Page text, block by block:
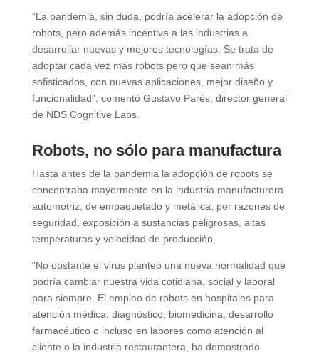
“La pandemia, sin duda, podría acelerar la adopción de
robots, pero además incentiva a las industrias a
desarrollar nuevas y mejores tecnologías. Se trata de
adoptar cada vez más robots pero que sean más
sofisticados, con nuevas aplicaciones, mejor diseño y
funcionalidad”, comentó Gustavo Parés, director general
de NDS Cognitive Labs.
Robots, no sólo para manufactura
Hasta antes de la pandemia la adopción de robots se
concentraba mayormente en la industria manufacturera
automotriz, de empaquetado y metálica, por razones de
seguridad, exposición a sustancias peligrosas, altas
temperaturas y velocidad de producción.
“No obstante el virus planteó una nueva normalidad que
podría cambiar nuestra vida cotidiana, social y laboral
para siempre. El empleo de robots en hospitales para
atención médica, diagnóstico, biomedicina, desarrollo
farmacéutico o incluso en labores como atención al
cliente o la industria restaurantera, ha demostrado